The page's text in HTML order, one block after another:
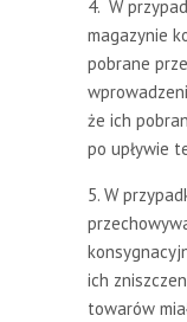
4. W
magazynie
pobrane
że ich
po upływie
5. W
ich
towarów